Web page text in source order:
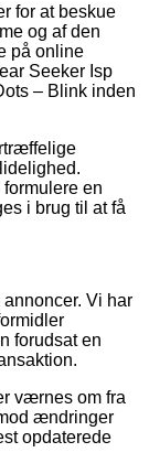
for at beskue
og af den
på online
Seeker Isp
– Blink inden
en
i brug til at få
Vi har
forudsat en
værnes om fra
ændringer
opdaterede